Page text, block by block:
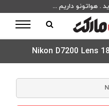
هواتونو داریم ...